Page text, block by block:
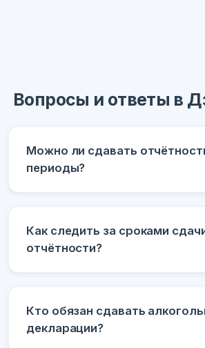
Вопросы и ответы в
Можно ли сдавать
периоды?
Как следить за сроками
отчётности?
Кто обязан сдавать
декларации?